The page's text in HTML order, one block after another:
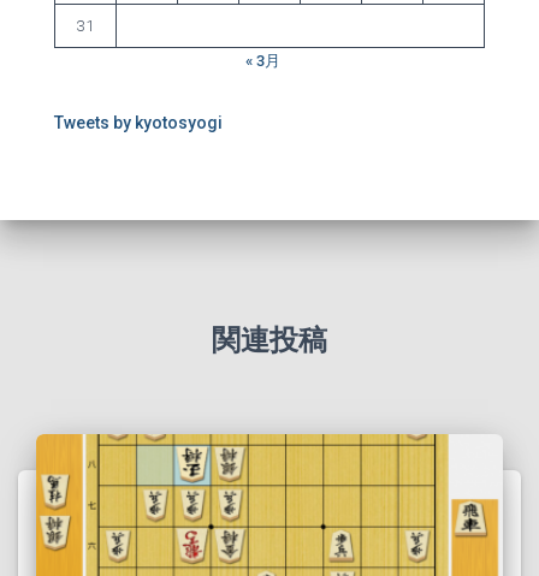
31
« 3月
Tweets by kyotosyogi
関連投稿